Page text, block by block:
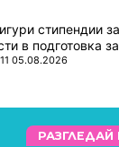
стипендии
в подготовка
05.08.2026